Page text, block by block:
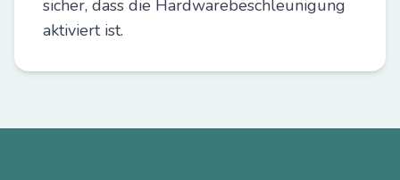
sicher, dass die Hardwarebeschleunigung
aktiviert ist.